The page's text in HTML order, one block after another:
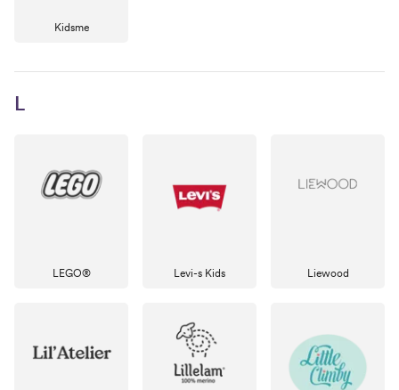
Kidsme
L
LEGO® Levi-s Kids Liewood